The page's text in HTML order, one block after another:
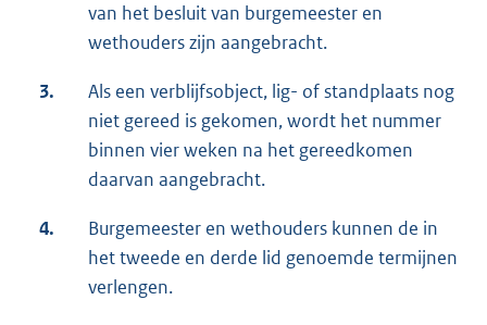
van het besluit van burgemeester en
wethouders zijn aangebracht.
3.
Als een verblijfsobject, lig- of standplaats nog
niet gereed is gekomen, wordt het nummer
binnen vier weken na het gereedkomen
daarvan aangebracht.
4.
Burgemeester en wethouders kunnen de in
het tweede en derde lid genoemde termijnen
verlengen.